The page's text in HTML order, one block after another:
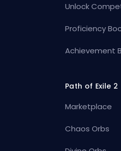
Unlock
Proficiency
Achievement
Path of Exile 2
Marketplace
Chaos Orbs